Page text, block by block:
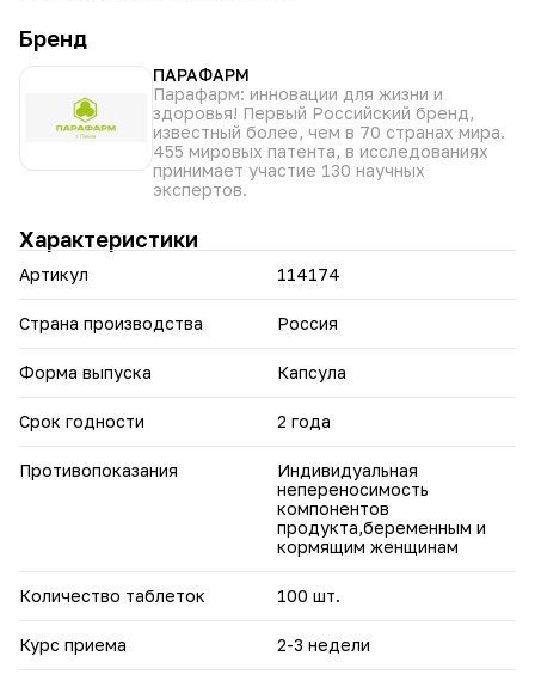
противовоспалительным, антибактериальным и
противовирусным эффектом, что эффективно для
борьбы с различными возбудителями.
• Комплексное оздоровление: Не только укрепляет
иммунитет, но и способствует очищению организма,
ускоряет обмен веществ и обладает
противоаллергическими свойствами.
С Эхинацеей П ваш иммунитет получает надежную
натуральную поддержку.
Не является лекарственным средством. Перед
применением проконсультируйтесь с врачом.
Бренд
ПАРАФАРМ
Парафарм: инновации для жизни и
здоровья! Первый Российский бренд,
известный более, чем в 70 странах мира.
455 мировых патента, в исследованиях
принимает участие 130 научных
экспертов.
Характеристики
Артикул 114174
Страна производства Россия
Форма выпуска Капсула
Срок годности 2 года
Противопоказания
Индивидуальная
непереносимость
компонентов
продукта,беременным и
кормящим женщинам
Количество таблеток 100 шт.
Курс приема 2-3 недели